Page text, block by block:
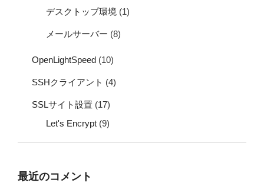
デスクトップ環境 (1)
メールサーバー (8)
OpenLightSpeed (10)
SSHクライアント (4)
SSLサイト設置 (17)
Let's Encrypt (9)
最近のコメント